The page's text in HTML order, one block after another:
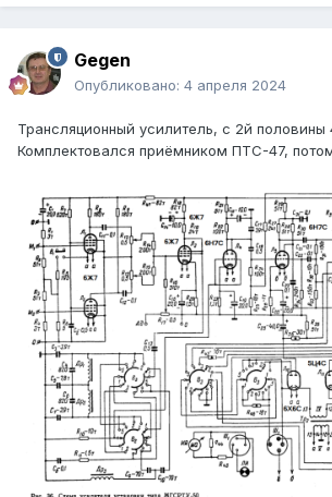
Gegen
Опубликовано: 4 апреля 2024
Трансляционный усилитель, с 2й половины
Комплектовался приёмником ПТС-47,